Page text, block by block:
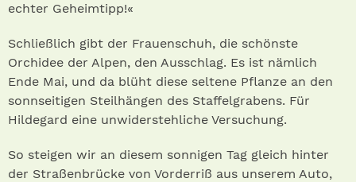
echter Geheimtipp!«
Schließlich gibt der Frauenschuh, die schönste
Orchidee der Alpen, den Ausschlag. Es ist nämlich
Ende Mai, und da blüht diese seltene Pflanze an den
sonnseitigen Steilhängen des Staffelgrabens. Für
Hildegard eine unwiderstehliche Versuchung.
So steigen wir an diesem sonnigen Tag gleich hinter
der Straßenbrücke von Vorderriß aus unserem Auto,